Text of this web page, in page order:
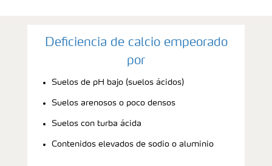
Deficiencia de calcio empeorado
por
Suelos de pH bajo (suelos ácidos)
Suelos arenosos o poco densos
Suelos con turba ácida
Contenidos elevados de sodio o aluminio